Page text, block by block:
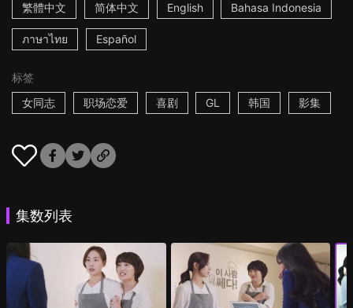
繁體中文
简体中文 English Bahasa Indonesia
ภาษาไทย Español
标签
女同志
职场恋爱 喜剧 GL 韩国 影集
集数列表